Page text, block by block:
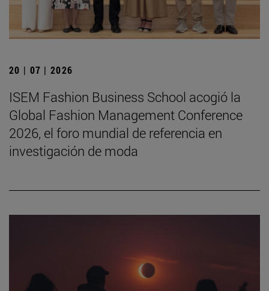
20 | 07 | 2026
ISEM Fashion Business School acogió la
Global Fashion Management Conference
2026, el foro mundial de referencia en
investigación de moda